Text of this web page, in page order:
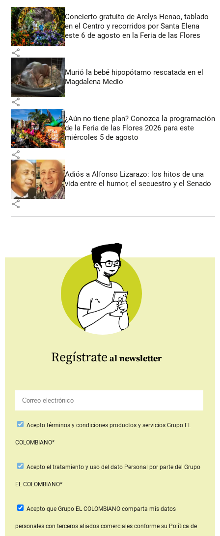
Concierto gratuito de Arelys Henao, tablado
en el Centro y recorridos por Santa Elena
este 6 de agosto en la Feria de las Flores
share
Murió la bebé hipopótamo rescatada en el
Magdalena Medio
share
¿Aún no tiene plan? Conozca la programación
de la Feria de las Flores 2026 para este
miércoles 5 de agosto
share
Adiós a Alfonso Lizarazo: los hitos de una
vida entre el humor, el secuestro y el Senado
share
Regístrate al newsletter
Aceptotérminos y condiciones productos y serviciosGrupo EL
COLOMBIANO*
Acepto el tratamiento y uso del dato Personal por parte del Grupo
EL COLOMBIANO*
Acepto que Grupo EL COLOMBIANOcomparta mis datos
personales con terceros aliados comerciales conforme su Política de